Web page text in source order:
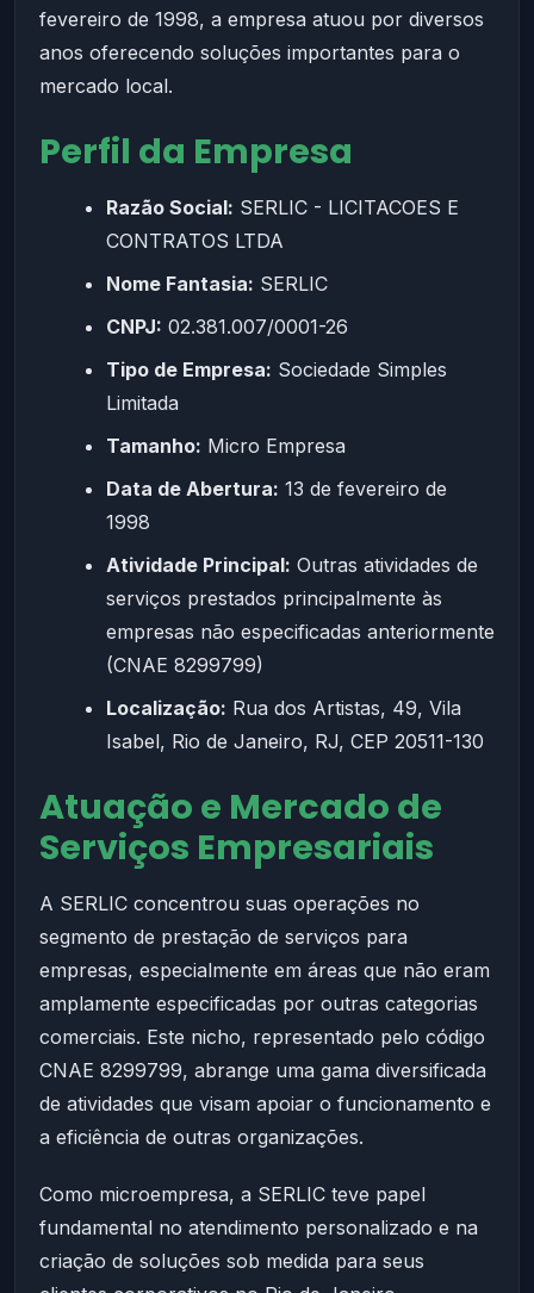
fevereiro de 1998, a empresa atuou por diversos
anos oferecendo soluções importantes para o
mercado local.
Perfil da Empresa
Razão Social: SERLIC - LICITACOES E
CONTRATOS LTDA
Nome Fantasia: SERLIC
CNPJ: 02.381.007/0001-26
Tipo de Empresa: Sociedade Simples
Limitada
Tamanho: Micro Empresa
Data de Abertura: 13 de fevereiro de
1998
Atividade Principal: Outras atividades de
serviços prestados principalmente às
empresas não especificadas anteriormente
(CNAE 8299799)
Localização: Rua dos Artistas, 49, Vila
Isabel, Rio de Janeiro, RJ, CEP 20511-130
Atuação e Mercado de
Serviços Empresariais
A SERLIC concentrou suas operações no
segmento de prestação de serviços para
empresas, especialmente em áreas que não eram
amplamente especificadas por outras categorias
comerciais. Este nicho, representado pelo código
CNAE 8299799, abrange uma gama diversificada
de atividades que visam apoiar o funcionamento e
a eficiência de outras organizações.
Como microempresa, a SERLIC teve papel
fundamental no atendimento personalizado e na
criação de soluções sob medida para seus